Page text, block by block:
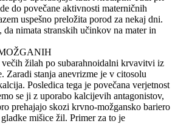
do povečane aktivnosti materničnih
uspešno preložita porod za nekaj dni.
nimata stranskih učinkov na mater in
žilah po subarahnoidalni krvavitvi iz
Zaradi stanja anevrizme je v citosolu
Posledica tega je povečana verjetnost
se ji z uporabo kalcijevih antagonistov,
prehajajo skozi krvno-možgansko bariero
mišice žil. Primer za to je